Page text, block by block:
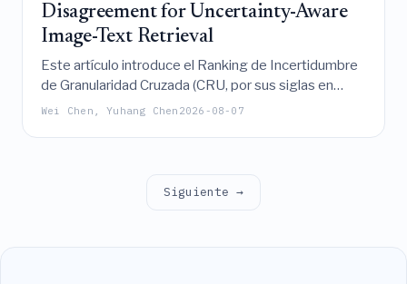
Disagreement for Uncertainty-Aware
Image-Text Retrieval
Este artículo introduce el Ranking de Incertidumbre
de Granularidad Cruzada (CRU, por sus siglas en
inglés), un marco ligero que estima directamente la
para mejorar la detección de errores, la calibración y
Wei Chen, Yuhang Chen 2026-08-07
Siguiente →